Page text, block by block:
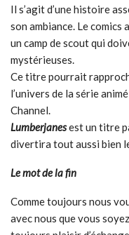
Il s’agit d’une histoire
son ambiance. Le comics
un camp de scout qui
mystérieuses.
Ce titre pourrait
l’univers de la série animé
Channel.
Lumberjanesest un titre
divertira tout aussi bien
Le mot de la fin
Comme toujours nous
avec nous que vous